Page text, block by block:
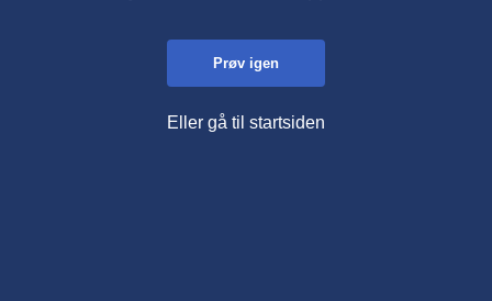
Prøv igen
Eller gå til startsiden